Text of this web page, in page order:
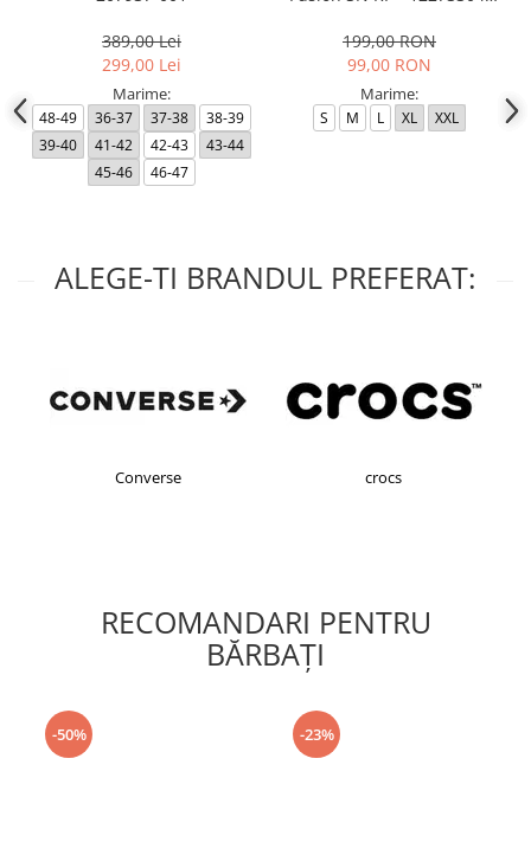
389,00 Lei
299,00 Lei
Marime:
48-49 36-37 37-38
38-39
39-40
41-42 42-43
43-44
45-46
46-47
199,00 RON
99,00 RON
Marime:
S M L XL XXL
ALEGE-TI BRANDUL PREFERAT:
Converse crocs
RECOMANDARI PENTRU
BĂRBAŢI
-50% -23%